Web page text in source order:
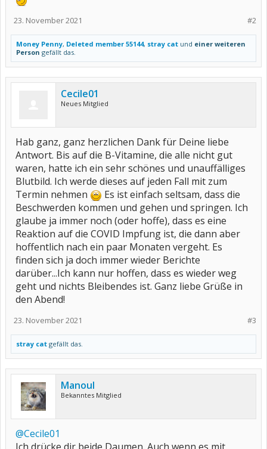
#2
23. November 2021
Money Penny, Deleted member 55144, stray cat und einer weiteren
Person gefällt das.
Cecile01
Neues Mitglied
Hab ganz, ganz herzlichen Dank für Deine liebe
Antwort. Bis auf die B-Vitamine, die alle nicht gut
waren, hatte ich ein sehr schönes und unauffälliges
Blutbild. Ich werde dieses auf jeden Fall mit zum
Termin nehmen
Es ist einfach seltsam, dass die
Beschwerden kommen und gehen und springen. Ich
glaube ja immer noch (oder hoffe), dass es eine
Reaktion auf die COVID Impfung ist, die dann aber
hoffentlich nach ein paar Monaten vergeht. Es
finden sich ja doch immer wieder Berichte
darüber...Ich kann nur hoffen, dass es wieder weg
geht und nichts Bleibendes ist. Ganz liebe Grüße in
den Abend!
#3
23. November 2021
stray cat gefällt das.
Manoul
Bekanntes Mitglied
@Cecile01